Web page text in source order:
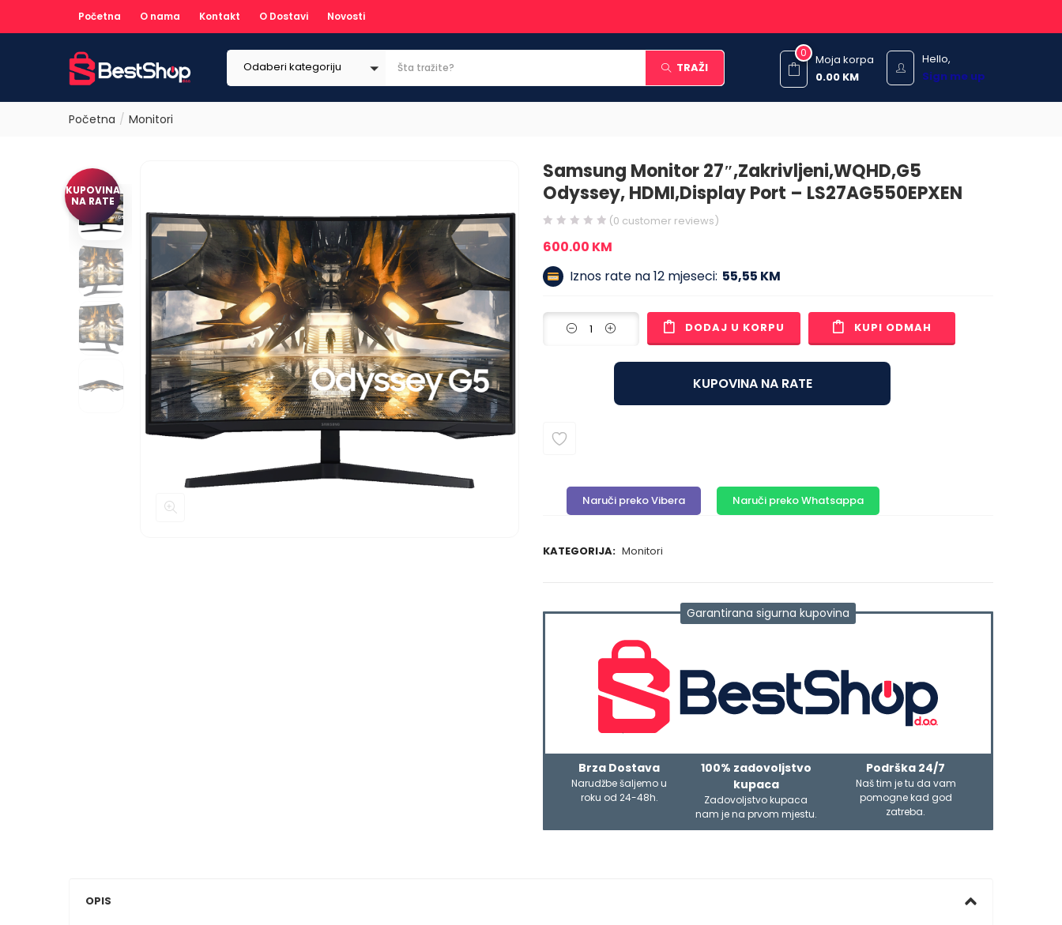
Početna O nama Kontakt O Dostavi Novosti
Odaberi kategoriju TRAŽI
Hello,
Sign me up
0
Moja korpa
0.00 KM
Početna Monitori
KUPOVINA
NA RATE
Samsung Monitor 27″,Zakrivljeni,WQHD,G5
Odyssey, HDMI,Display Port – LS27AG550EPXEN
(0 customer reviews)
600.00 KM
Iznos rate na 12 mjeseci: 55,55 KM
DODAJ U KORPU KUPI ODMAH
KUPOVINA NA RATE
Naruči preko Vibera Naruči preko Whatsappa
KATEGORIJA: Monitori
Garantirana sigurna kupovina
Brza Dostava
Narudžbe šaljemo u
roku od 24-48h.
100% zadovoljstvo
kupaca
Zadovoljstvo kupaca
nam je na prvom mjestu.
Podrška 24/7
Naš tim je tu da vam
pomogne kad god
zatreba.
OPIS